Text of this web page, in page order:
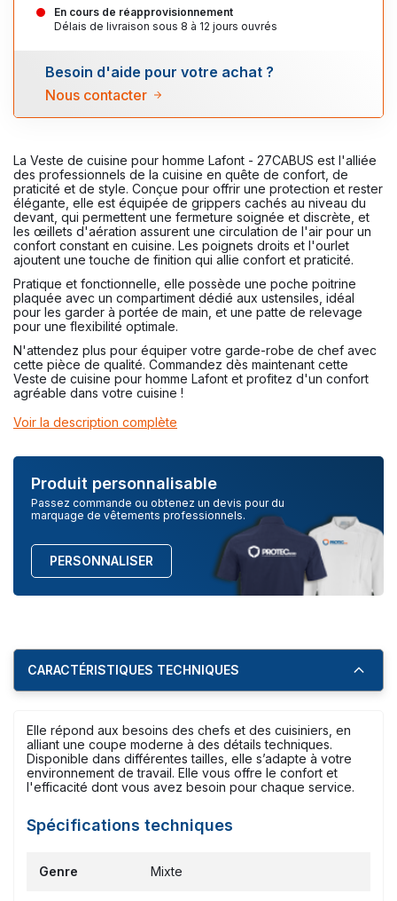
La Veste de cuisine pour homme Lafont - 27CABUS est l'alliée
des professionnels de la cuisine en quête de confort, de
praticité et de style. Conçue pour offrir une protection et rester
élégante, elle est équipée de grippers cachés au niveau du
devant, qui permettent une fermeture soignée et discrète, et
les œillets d'aération assurent une circulation de l'air pour un
confort constant en cuisine. Les poignets droits et l'ourlet
ajoutent une touche de finition qui allie confort et praticité.
Pratique et fonctionnelle, elle possède une poche poitrine
plaquée avec un compartiment dédié aux ustensiles, idéal
pour les garder à portée de main, et une patte de relevage
pour une flexibilité optimale.
N'attendez plus pour équiper votre garde-robe de chef avec
cette pièce de qualité. Commandez dès maintenant cette
Veste de cuisine pour homme Lafont et profitez d'un confort
agréable dans votre cuisine !
Voir la description complète
Produit personnalisable
Passez commande ou obtenez un devis pour du
marquage de vêtements professionnels.
PERSONNALISER
En cours de réapprovisionnement
Délais de livraison sous 8 à 12 jours ouvrés
Besoin d'aide pour votre achat ?
Nous contacter
CARACTÉRISTIQUES TECHNIQUES
Elle répond aux besoins des chefs et des cuisiniers, en
alliant une coupe moderne à des détails techniques.
Disponible dans différentes tailles, elle s’adapte à votre
environnement de travail. Elle vous offre le confort et
l'efficacité dont vous avez besoin pour chaque service.
Spécifications techniques
Genre Mixte